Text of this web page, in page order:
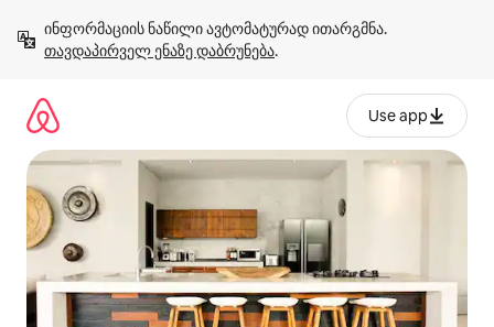
გადასვლა
თავდაპირველ ენაზე დაბრუნება.
Use app